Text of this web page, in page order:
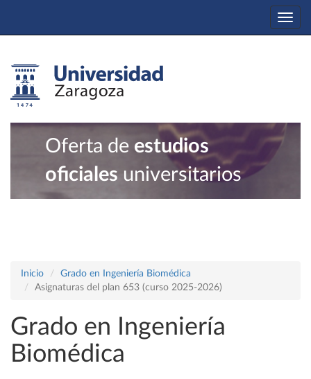
Oferta de estudios
oficiales universitarios
Inicio
Grado en Ingeniería Biomédica
Asignaturas del plan 653 (curso 2025-2026)
Grado en Ingeniería
Biomédica